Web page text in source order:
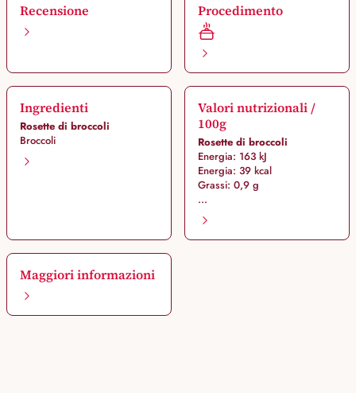
Recensione Procedimento
Ingredienti
Rosette di broccoli
Broccoli
Valori nutrizionali /
100g
Rosette di broccoli
Energia: 163 kJ
Energia: 39 kcal
Grassi: 0,9 g
...
Maggiori informazioni